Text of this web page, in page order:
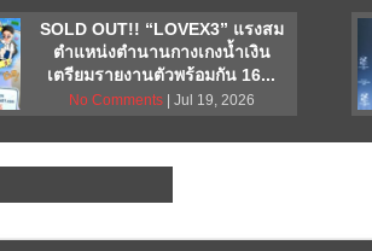
SOLD OUT!! “LOVEX3” แรงสม
ตำแหน่งตำนานกางเกงน้ำเงิน
เตรียมรายงานตัวพร้อมกัน 16...
No Comments| Jul 19, 2026